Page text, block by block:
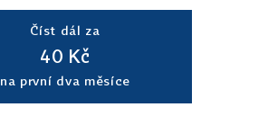
Číst dál za
40 Kč
na první dva měsíce